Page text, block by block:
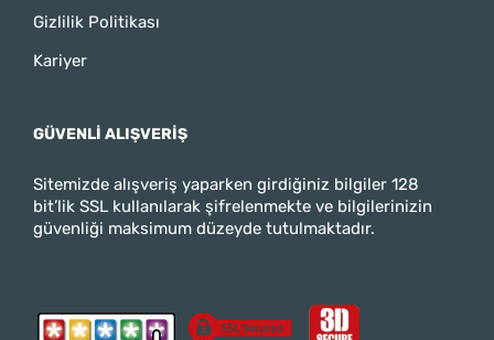
Gizlilik Politikası
Kariyer
GÜVENLI ALIŞVERIŞ
Sitemizde alışveriş yaparken girdiğiniz bilgiler 128
bit’lik SSL kullanılarak şifrelenmekte ve bilgilerinizin
güvenliği maksimum düzeyde tutulmaktadır.